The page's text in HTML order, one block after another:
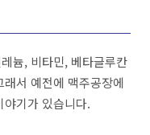
늄, 비타민, 베타글루칸
서 예전에 맥주공장에
기가 있습니다.